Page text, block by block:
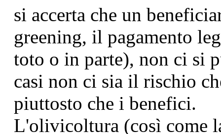
si accerta che un
greening, il pagamento
toto o in parte), non ci si
casi non ci sia il rischio
piuttosto che i benefici.
L'olivicoltura (così come